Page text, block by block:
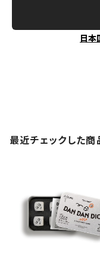
日本
最近チェックした商